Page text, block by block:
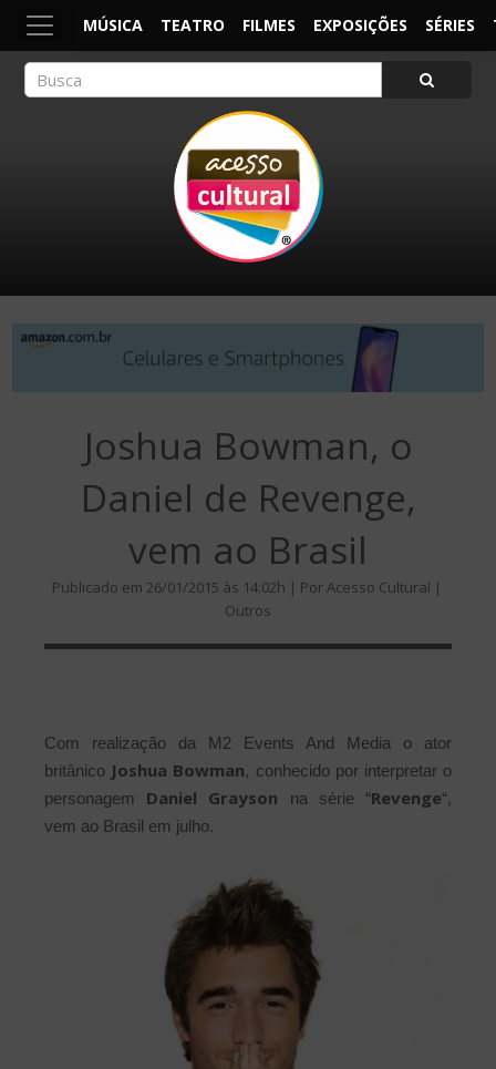
MÚSICA TEATRO FILMES EXPOSIÇÕES SÉRIES
Joshua Bowman, o
Daniel de Revenge,
vem ao Brasil
Publicado em 26/01/2015 às 14:02h | Por Acesso Cultural |
Outros
Com realização da M2 Events And Media o ator
britânico Joshua Bowman, conhecido por interpretar o
personagem Daniel Grayson na série “Revenge“,
vem ao Brasil em julho.